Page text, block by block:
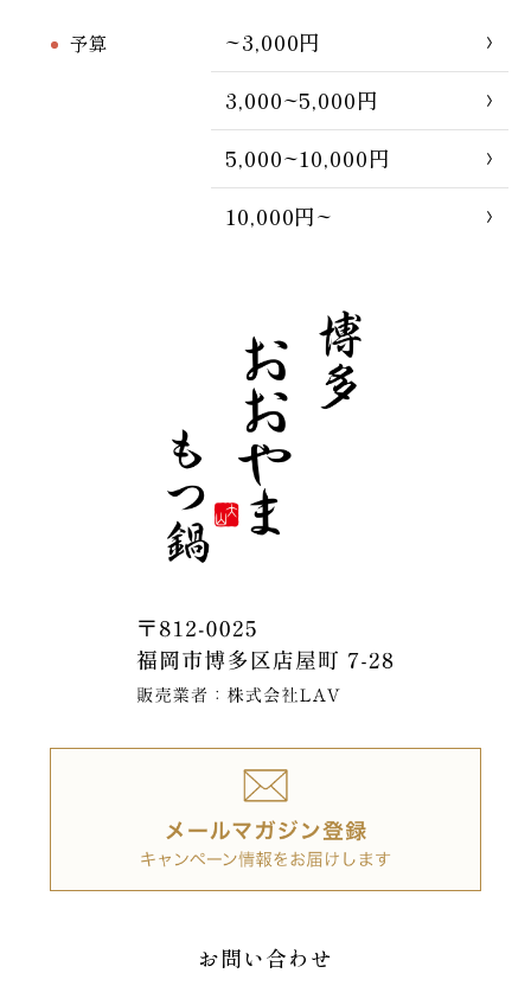
予算
~3,000円
3,000~5,000円
5,000~10,000円
10,000円~
お問い合わせ